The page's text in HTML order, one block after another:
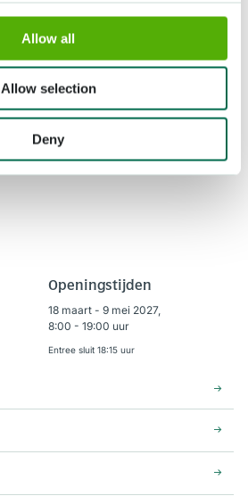
Allow all
Allow selection
Deny
Openingstijden
18 maart - 9 mei 2027,
8:00 - 19:00 uur
Entree sluit 18:15 uur